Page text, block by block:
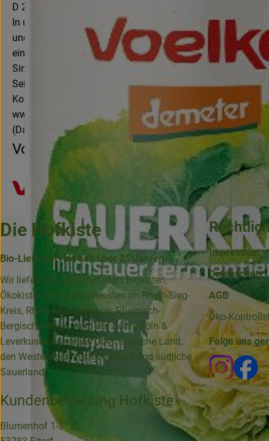
D 29478 Höhbeck
In unserer familiengeführten Naturkostsafterei im Norden
und besonders die Natur – und das seit mehr als 85
einiger Weniger, sondern gehört zwei gemeinnützigen
Sinne kommt ein fester Teil unseres Gewinns
Seit 2020 sind wir als eines von wenigen
Kontrollnummer DE-NI-007-05193-BCD
www.voelkeljuice.de
(Daten von Ecoinform)
Voelkel
Die Hofkiste
Bio-Lieferservice seit über 25 Jahren.
Wir liefern Bio-Lebensmittel | Biokisten,
Ökokisten und Gemüsekisten im Rhein-Sieg-
Kreis, Rhein-Mosel-Region, Rheinisch-
Bergischer-Kreis, rund um Bonn, Köln &
Leverkusen sowie ins Oberbergische Land,
den Westerwald, ins Siegerland und südliche
Sauerland.
Kundenbetreuung Hofkiste
Blumenhof 1-3
Impressum
Datenschutz
AGB
Öko-
Folge uns